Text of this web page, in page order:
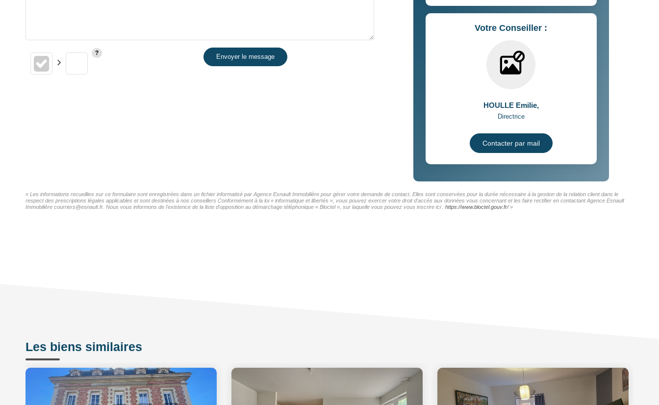
Envoyer le message
Votre Conseiller :
HOULLE Emilie,
Directrice
Contacter par mail
« Les informations recueillies sur ce formulaire sont enregistrées dans un fichier informatisé par Agence Esnault Immobilière pour gérer votre demande de contact. Elles sont conservées pour la durée nécessaire à la gestion de la relation client dans le
respect des prescriptions légales applicables et sont destinées à nos conseillers Conformément à la loi « informatique et libertés », vous pouvez exercer votre droit d'accès aux données vous concernant et les faire rectifier en contactant Agence Esnault
Immobilière courriers@esnault.fr. Nous vous informons de l'existence de la liste d'opposition au démarchage téléphonique « Bloctel », sur laquelle vous pouvez vous inscrire ici : https://www.bloctel.gouv.fr/»
Les biens similaires